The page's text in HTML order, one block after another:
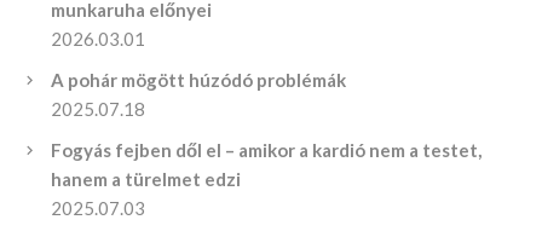
munkaruha előnyei
2026.03.01
A pohár mögött húzódó problémák
2025.07.18
Fogyás fejben dől el – amikor a kardió nem a testet,
hanem a türelmet edzi
2025.07.03